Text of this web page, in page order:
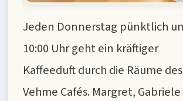
Jeden Donnerstag pünktlich
10:00 Uhr geht ein kräftiger
Kaffeeduft durch die Räume des
Vehme Cafés. Margret,